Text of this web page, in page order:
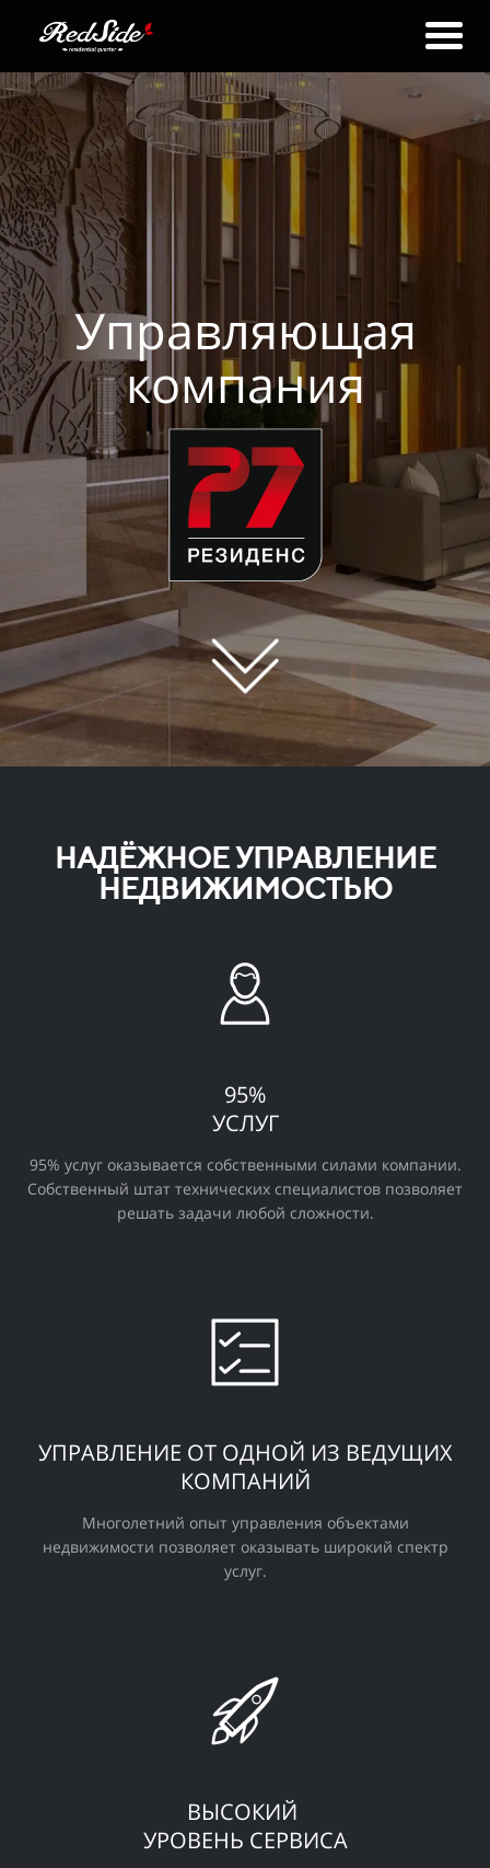
Управляющая
компания
НАДЁЖНОЕ УПРАВЛЕНИЕ
НЕДВИЖИМОСТЬЮ
95%
УСЛУГ
95% услуг оказывается собственными силами компании.
Собственный штат технических специалистов позволяет
решать задачи любой сложности.
УПРАВЛЕНИЕ ОТ ОДНОЙ ИЗ ВЕДУЩИХ
КОМПАНИЙ
Многолетний опыт управления объектами
недвижимости позволяет оказывать широкий спектр
услуг.
ВЫСОКИЙ
УРОВЕНЬ СЕРВИСА